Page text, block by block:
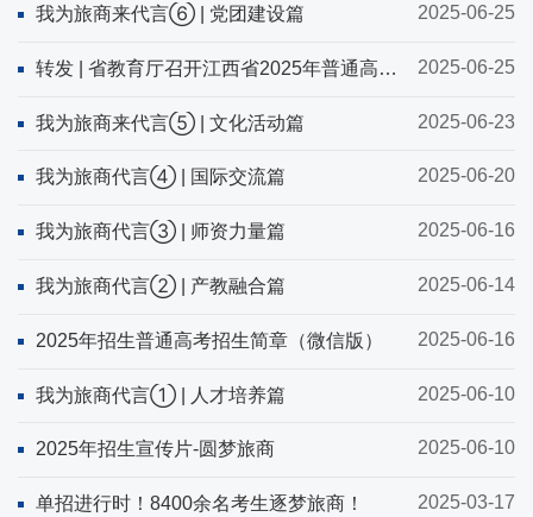
我为旅商来代言⑥ | 党团建设篇 2025-06-25
转发 | 省教育厅召开江西省2025年普通高校
2025-06-25
我为旅商来代言⑤ | 文化活动篇 2025-06-23
我为旅商代言④ | 国际交流篇 2025-06-20
我为旅商代言③ | 师资力量篇 2025-06-16
我为旅商代言② | 产教融合篇 2025-06-14
2025年招生普通高考招生简章（微信版） 2025-06-16
我为旅商代言① | 人才培养篇 2025-06-10
2025年招生宣传片-圆梦旅商 2025-06-10
单招进行时！8400余名考生逐梦旅商！ 2025-03-17